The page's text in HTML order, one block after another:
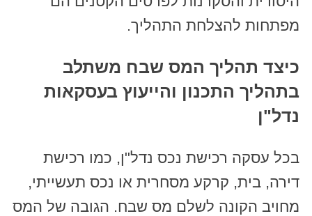
מפתחות להצלחת התהליך.
כיצד תהליך המס שבח משתלב
בתהליך התכנון והייעוץ בעסקאות
נדל"ן
בכל עסקה רכישת נכס נדל"ן, כמו רכישת
דירה, בית, קרקע מסחרית או נכס תעשייתי,
מחויב הקונה לשלם מס שבח. הגובה של המס